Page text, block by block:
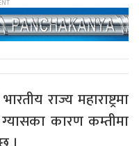
राज्य महाराष्ट्रमा
कारण कम्तीमा